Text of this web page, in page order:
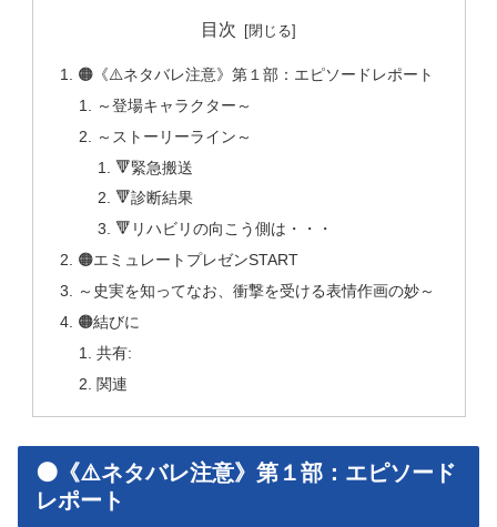
目次
🟠《⚠️ネタバレ注意》第１部：エピソードレポート
～登場キャラクター～
～ストーリーライン～
🔻緊急搬送
🔻診断結果
🔻リハビリの向こう側は・・・
🟠エミュレートプレゼンSTART
～史実を知ってなお、衝撃を受ける表情作画の妙～
🟠結びに
共有:
関連
🟠《⚠️ネタバレ注意》第１部：エピソード
レポート